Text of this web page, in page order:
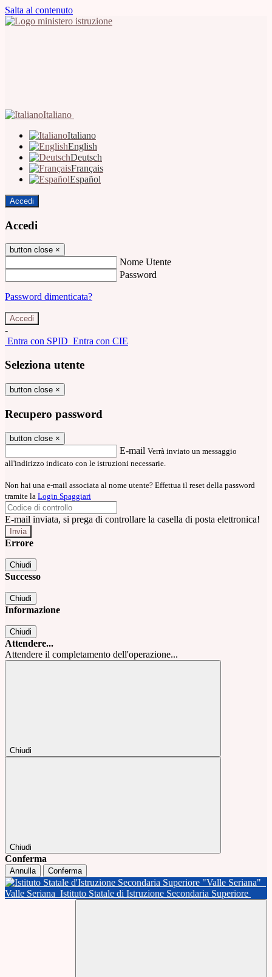
Salta al contenuto
Italiano
Italiano
English
Deutsch
Français
Español
Accedi
Accedi
button close ×
Nome Utente
Password
Password dimenticata?
-
Entra con SPID Entra con CIE
Seleziona utente
button close ×
Recupero password
button close ×
E-mail Verrà inviato un messaggio
all'indirizzo indicato con le istruzioni necessarie.
Non hai una e-mail associata al nome utente? Effettua il reset della password
tramite la Login Spaggiari
E-mail inviata, si prega di controllare la casella di posta elettronica!
Errore
Chiudi
Successo
Chiudi
Informazione
Chiudi
Attendere...
Attendere il completamento dell'operazione...
Chiudi
Chiudi
Conferma
Annulla Conferma
Valle Seriana Istituto Statale di Istruzione Secondaria Superiore